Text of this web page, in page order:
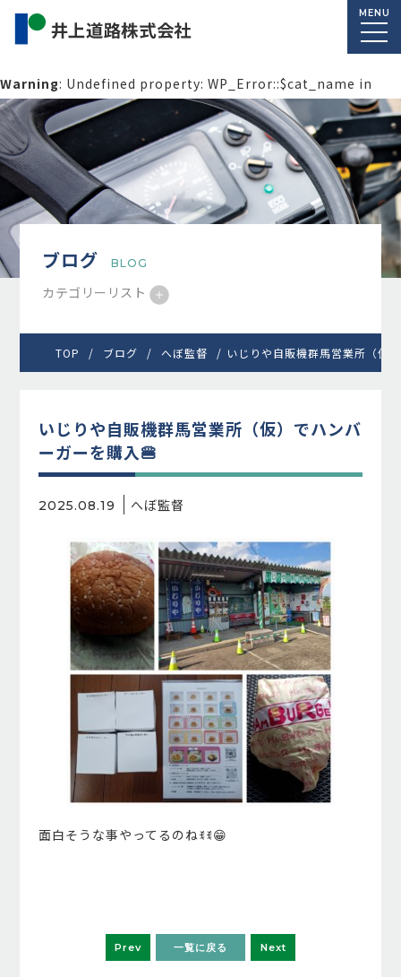
MENU
Warning: Undefined property: WP_Error::$cat_name in
/home/macolab2/inouedoro.co.jp/public_html/wp-
content/themes/inourdoro_theme_2024/single.phpon
line14
ブログ BLOG
カテゴリーリスト
TOP ブログ へぼ監督 いじりや自販機群馬営業所（仮
いじりや自販機群馬営業所（仮）でハンバ
ーガーを購入🍔
2025.08.19 へぼ監督
面白そうな事やってるのねꉂꉂ😁
Prev 一覧に戻る Next